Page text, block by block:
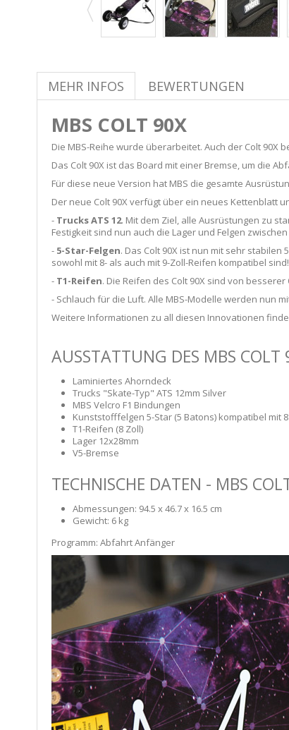
MEHR INFOS BEWERTUNGEN
MBS COLT 90X
Die MBS-Reihe wurde überarbeitet. Auch der Colt 90X
Das Colt 90X ist das Board mit einer Bremse, um die
Für diese neue Version hat MBS die gesamte
Der neue Colt 90X verfügt über ein neues Kettenblatt
- Trucks ATS 12. Mit dem Ziel, alle Ausrüstungen zu
Festigkeit sind nun auch die Lager und Felgen
- 5-Star-Felgen. Das Colt 90X ist nun mit sehr
sowohl mit 8- als auch mit 9-Zoll-Reifen kompatibel
- T1-Reifen. Die Reifen des Colt 90X sind von
- Schlauch für die Luft. Alle MBS-Modelle werden nun
Weitere Informationen zu all diesen Innovationen
AUSSTATTUNG DES MBS COLT
Laminiertes Ahorndeck
Trucks "Skate-Typ" ATS 12mm Silver
MBS Velcro F1 Bindungen
Kunststofffelgen 5-Star (5 Batons) kompatibel mit
T1-Reifen (8 Zoll)
Lager 12x28mm
V5-Bremse
TECHNISCHE DATEN - MBS
Abmessungen: 94.5 x 46.7 x 16.5 cm
Gewicht: 6 kg
Programm: Abfahrt Anfänger